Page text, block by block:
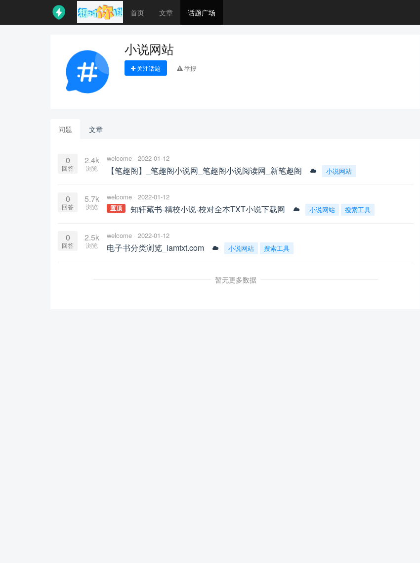
首页 文章 话题广场
小说网站
关注话题 举报
问题 文章
0
回答
2.4k
浏览
welcome 2022-01-12
【笔趣阁】_笔趣阁小说网_笔趣阁小说阅读网_新笔趣阁 小说网站
0
回答
5.7k
浏览
welcome 2022-01-12
置顶 知轩藏书-精校小说-校对全本TXT小说下载网 小说网站 搜索工具
0
回答
2.5k
浏览
welcome 2022-01-12
电子书分类浏览_iamtxt.com 小说网站 搜索工具
暂无更多数据